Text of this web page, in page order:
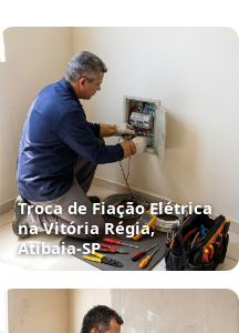
Troca de Fiação Elétrica
na Vitória Régia,
Atibaia‑SP